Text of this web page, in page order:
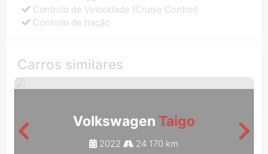
Controlo de Velocidade (Cruise Control)
Controlo de tração
Carros similares
Volkswagen Taigo
2022 24 170 km